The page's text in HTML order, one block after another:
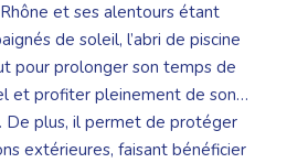
et ses alentours étant
de soleil, l’abri de piscine
pour prolonger son temps de
et profiter pleinement de son
De plus, il permet de protéger
extérieures, faisant bénéficier